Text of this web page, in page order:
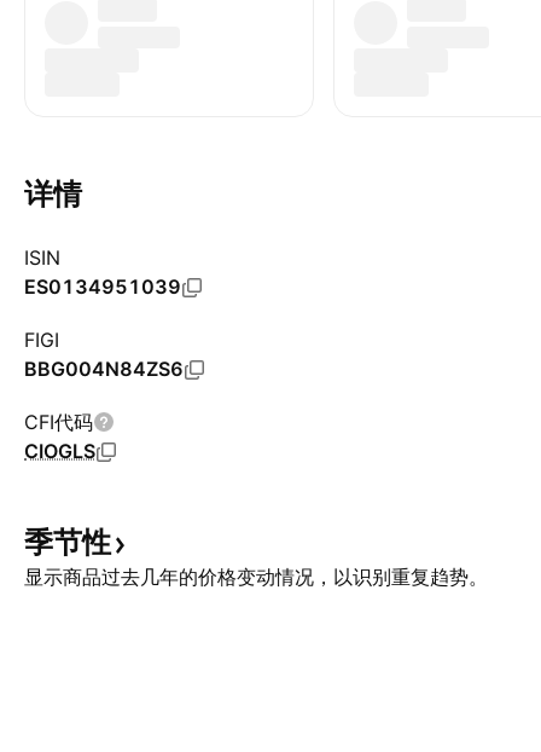
详情
ISIN
ES0134951039
FIGI
BBG004N84ZS6
CFI代码
CIOGLS
季节性
显示商品过去几年的价格变动情况，以识别重复趋势。